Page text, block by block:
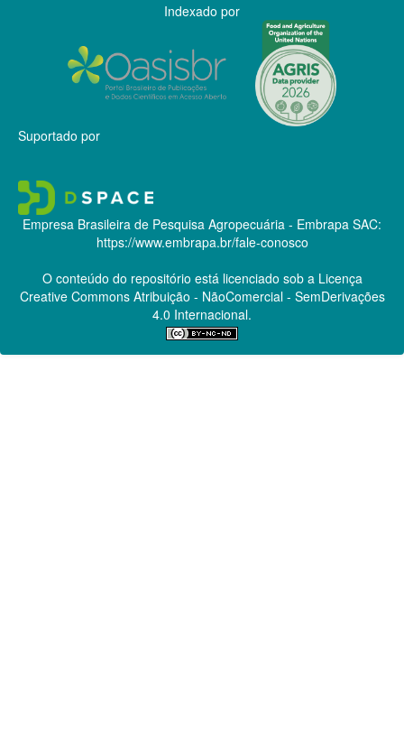
Indexado por
Suportado por
Empresa Brasileira de Pesquisa Agropecuária - Embrapa SAC:
https://www.embrapa.br/fale-conosco
O conteúdo do repositório está licenciado sob a Licença
Creative CommonsAtribuição - NãoComercial - SemDerivações
4.0 Internacional.